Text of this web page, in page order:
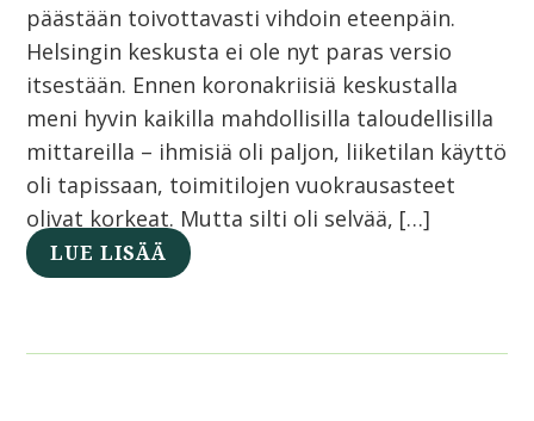
päästään toivottavasti vihdoin eteenpäin.
Helsingin keskusta ei ole nyt paras versio
itsestään. Ennen koronakriisiä keskustalla
meni hyvin kaikilla mahdollisilla taloudellisilla
mittareilla – ihmisiä oli paljon, liiketilan käyttö
oli tapissaan, toimitilojen vuokrausasteet
olivat korkeat. Mutta silti oli selvää, […]
LUE LISÄÄ